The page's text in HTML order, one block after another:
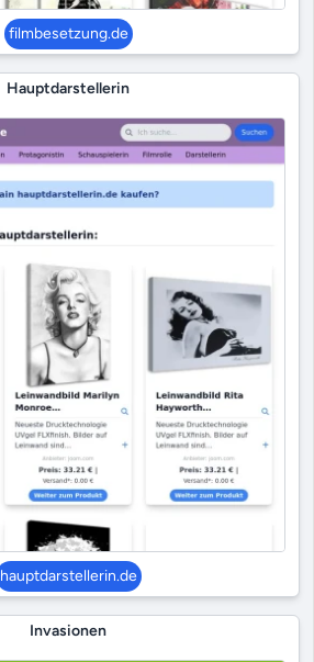
filmbesetzung.de
Hauptdarstellerin
hauptdarstellerin.de
Invasionen